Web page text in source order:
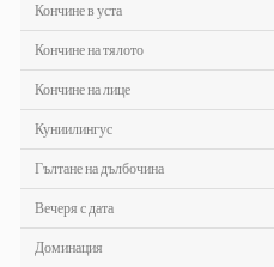
Кончине в уста
Кончине на тялото
Кончине на лице
Куниилингус
Гълтане на дълбочина
Вечеря с дата
Доминация